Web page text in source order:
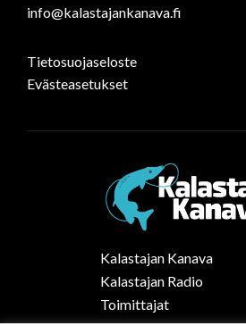
info@kalastajankanava.fi
Tietosuojaseloste
Evästeasetukset
Kalastajan Kanava
Kalastajan Radio
Toimittajat
Kalaruoka